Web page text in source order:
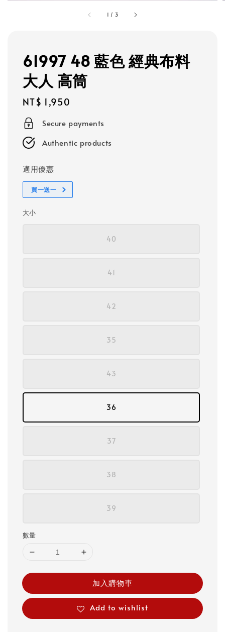
1 / 3
61997 48 藍色 經典布料
大人 高筒
Regular
price
NT$ 1,950
Secure payments
Authentic products
適用優惠
買一送一
大小
40
41
42
35
43
36
37
38
39
數量
加入購物車
Add to wishlist